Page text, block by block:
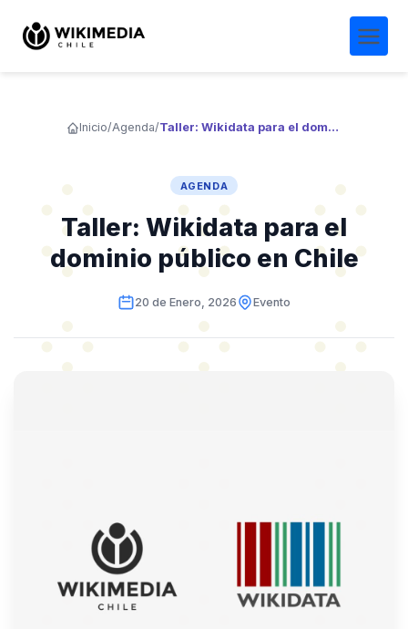
Inicio/Agenda/ Taller: Wikidata para el dominio público en Chile
AGENDA
Taller: Wikidata para el
dominio público en Chile
20 de Enero, 2026 Evento